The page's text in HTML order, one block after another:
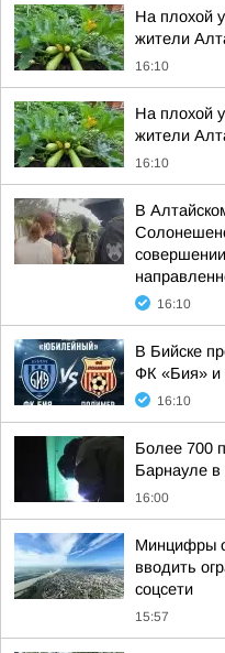
На плохой
жители
16:10
На плохой
жители
16:10
В
16:10
В Бийске
ФК «Бия» и
16:10
Более 700
Барнауле в
16:00
Минцифры
вводить
соцсети
15:57